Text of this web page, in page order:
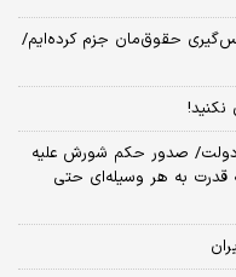
حقوق‌مان جزم کرده‌ایم/
دولت/ صدور حکم شورش علیه
قدرت به هر وسیله‌ای حتی